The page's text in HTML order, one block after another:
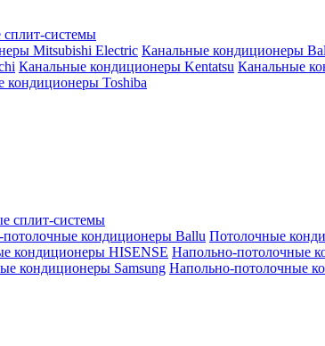
системы
Mitsubishi Electric Канальные кондиционеры
Канальные кондиционеры Kentatsu Канальные
кондиционеры Toshiba
сплит-системы
кондиционеры Ballu Потолочные
кондиционеры HISENSE Напольно-потолочные
кондиционеры Samsung Напольно-потолочные